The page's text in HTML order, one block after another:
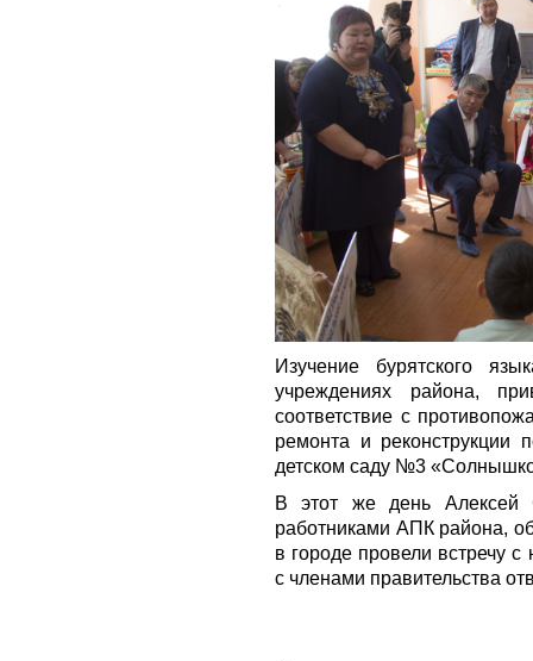
Изучение бурятского
учреждениях района,
соответствие с
ремонта и реконструкции
детском саду №3
В этот же день Алексей
работниками АПК района,
в городе провели встречу
с членами правительства